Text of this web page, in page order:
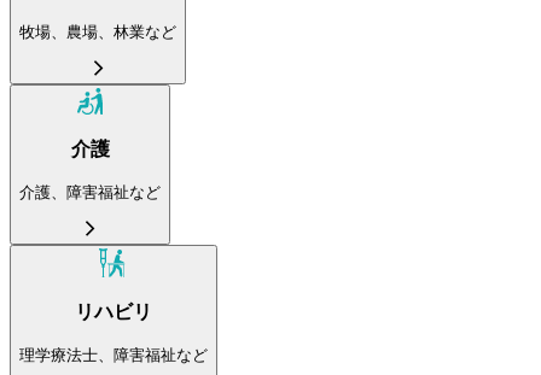
牧場、農場、林業など
介護
介護、障害福祉など
リハビリ
理学療法士、障害福祉など